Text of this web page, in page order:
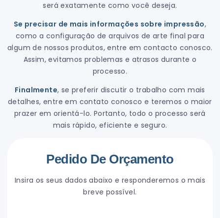
será exatamente como você deseja.
Se precisar de mais informações sobre impressão,
como a configuração de arquivos de arte final para
algum de nossos produtos, entre em contacto conosco.
Assim, evitamos problemas e atrasos durante o
processo.
Finalmente, se preferir discutir o trabalho com mais
detalhes, entre em contato conosco e teremos o maior
prazer em orientá-lo. Portanto, todo o processo será
mais rápido, eficiente e seguro.
Pedido De Orçamento
Insira os seus dados abaixo e responderemos o mais
breve possível.